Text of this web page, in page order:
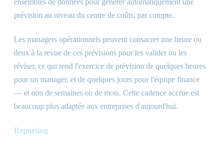
ensembles de données pour générer automatiquement une
prévision au niveau du centre de coûts, par compte.
Les managers opérationnels peuvent consacrer une heure ou
deux à la revue de ces prévisions pour les valider ou les
réviser, ce qui rend l'exercice de prévision de quelques heures
pour un manager, et de quelques jours pour l'équipe finance
— et non de semaines ou de mois. Cette cadence accrue est
beaucoup plus adaptée aux entreprises d'aujourd'hui.
Reporting